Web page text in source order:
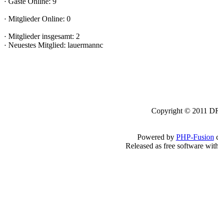
· Mitglieder Online: 0
· Mitglieder insgesamt: 2
· Neuestes Mitglied: lauermannc
Copyright © 2011
Powered by PHP-Fusion
Released as free software